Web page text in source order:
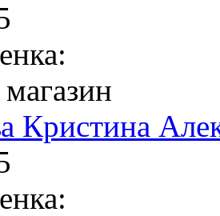
Кристина